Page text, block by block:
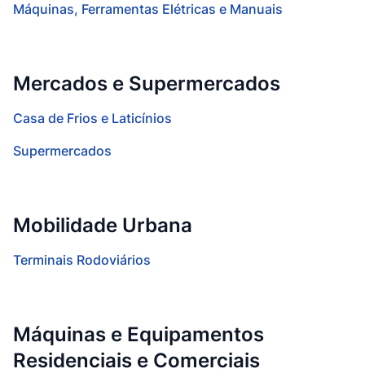
Máquinas, Ferramentas Elétricas e Manuais
Mercados e Supermercados
Casa de Frios e Laticínios
Supermercados
Mobilidade Urbana
Terminais Rodoviários
Máquinas e Equipamentos
Residenciais e Comerciais